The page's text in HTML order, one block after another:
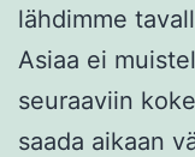
lähdimme
Asiaa ei
seuraaviin
saada aikaan